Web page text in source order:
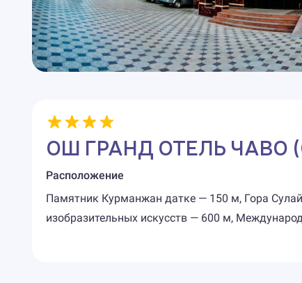
ОШ ГРАНД ОТЕЛЬ ЧАВО
Расположение
Памятник Курманжан датке — 150 м, Гора
изобразительных искусств — 600 м,